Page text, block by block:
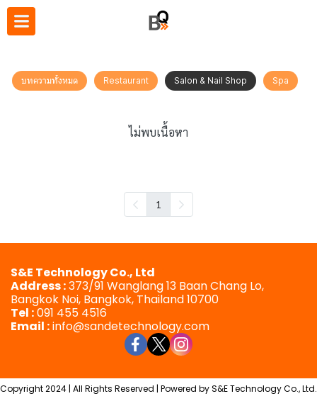
บทความทั้งหมด Restaurant Salon & Nail Shop Spa
ไม่พบเนื้อหา
1
S&E Technology Co., Ltd
Address :373/91 Wanglang 13 Baan Chang Lo,
Bangkok Noi, Bangkok, Thailand 10700
Tel :091 455 4516
Email :info@sandetechnology.com
Copyright 2024 | All Rights Reserved | Powered by S&E Technology Co., Ltd.